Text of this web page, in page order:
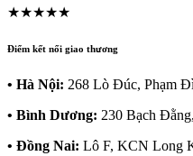
★★★★★
Điểm kết nối giao thương
• Hà Nội: 268 Lò Đúc, Phạm
• Bình Dương: 230 Bạch
• Đồng Nai: Lô F, KCN Long